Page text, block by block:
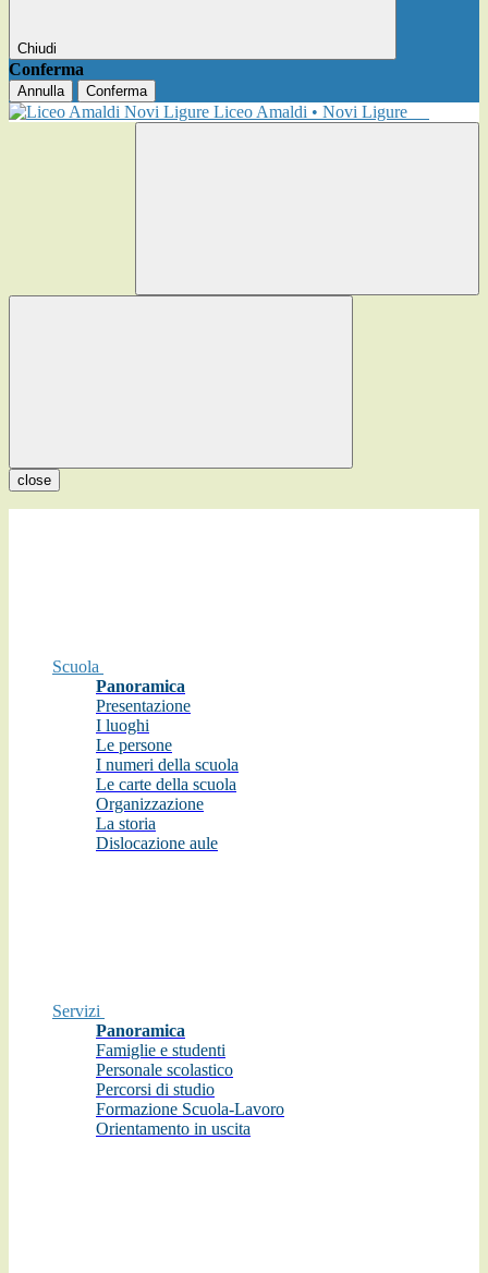
Chiudi
Conferma
Annulla Conferma
Liceo Amaldi • Novi Ligure
close
Scuola
Panoramica
Presentazione
I luoghi
Le persone
I numeri della scuola
Le carte della scuola
Organizzazione
La storia
Dislocazione aule
Servizi
Panoramica
Famiglie e studenti
Personale scolastico
Percorsi di studio
Formazione Scuola-Lavoro
Orientamento in uscita